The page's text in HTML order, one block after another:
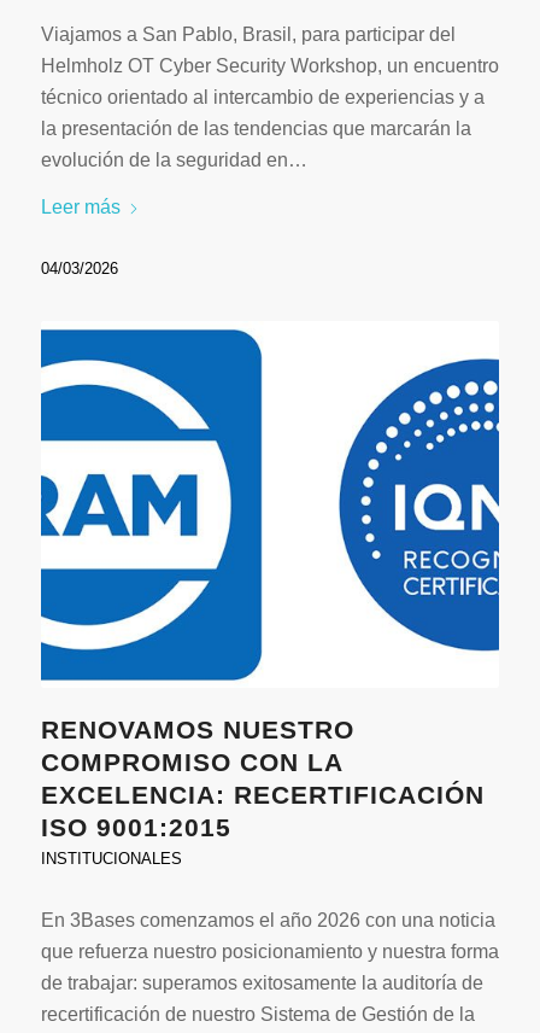
Viajamos a San Pablo, Brasil, para participar del
Helmholz OT Cyber Security Workshop, un encuentro
técnico orientado al intercambio de experiencias y a
la presentación de las tendencias que marcarán la
evolución de la seguridad en…
Leer más
04/03/2026
RENOVAMOS NUESTRO
COMPROMISO CON LA
EXCELENCIA: RECERTIFICACIÓN
ISO 9001:2015
INSTITUCIONALES
En 3Bases comenzamos el año 2026 con una noticia
que refuerza nuestro posicionamiento y nuestra forma
de trabajar: superamos exitosamente la auditoría de
recertificación de nuestro Sistema de Gestión de la